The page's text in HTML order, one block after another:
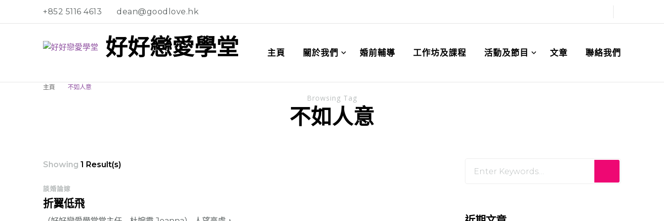
+852 5116 4613 dean@goodlove.hk
好好戀愛學堂 主頁 關於我們 婚前輔導 工作坊及課程 活動及節目 文章 聯絡我們
主頁 不如人意
Browsing Tag
不如人意
Showing 1 Result(s)
談婚論嫁
折翼低飛